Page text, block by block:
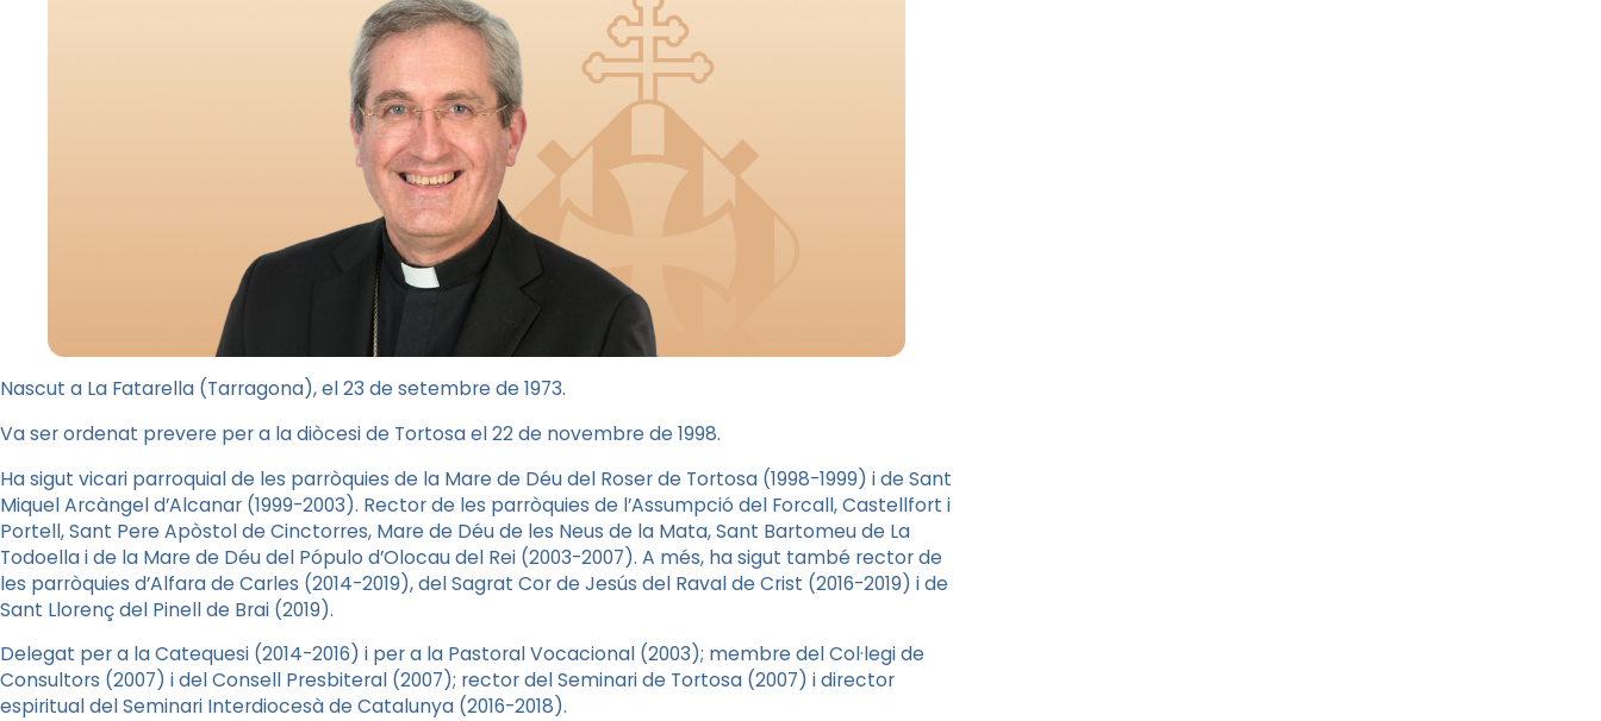
Nascut a La Fatarella (Tarragona), el 23 de setembre de 1973.
Va ser ordenat prevere per a la diòcesi de Tortosa el 22 de novembre de 1998.
Ha sigut vicari parroquial de les parròquies de la Mare de Déu del Roser de Tortosa (1998-1999) i de Sant
Miquel Arcàngel d’Alcanar (1999-2003). Rector de les parròquies de l’Assumpció del Forcall, Castellfort i
Portell, Sant Pere Apòstol de Cinctorres, Mare de Déu de les Neus de la Mata, Sant Bartomeu de La
Todoella i de la Mare de Déu del Pópulo d’Olocau del Rei (2003-2007). A més, ha sigut també rector de
les parròquies d’Alfara de Carles (2014-2019), del Sagrat Cor de Jesús del Raval de Crist (2016-2019) i de
Sant Llorenç del Pinell de Brai (2019).
Delegat per a la Catequesi (2014-2016) i per a la Pastoral Vocacional (2003); membre del Col·legi de
Consultors (2007) i del Consell Presbiteral (2007); rector del Seminari de Tortosa (2007) i director
espiritual del Seminari Interdiocesà de Catalunya (2016-2018).